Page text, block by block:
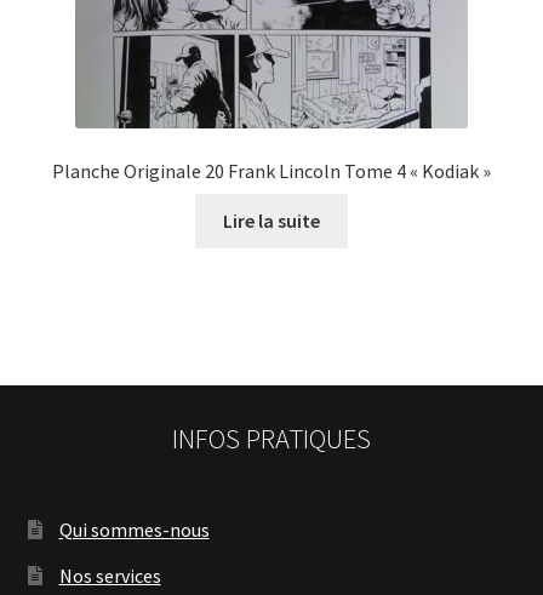
Planche Originale 20 Frank Lincoln Tome 4 « Kodiak »
Lire la suite
INFOS PRATIQUES
Qui sommes-nous
Nos services